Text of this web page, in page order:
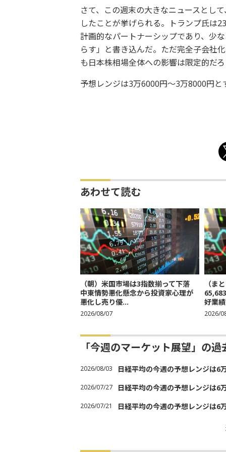
さて、この週末の大きなニュースとし
したことが挙げられる。トランプ氏は
計画的なパートナーシップであり、少
らす」と書き込んだ。ただ完全子会社
も日本株相場全体への影響は限定的だ
予想レンジは3万6000円～3万8000円と
あわせて読む
（朝）米国市場は3指数揃って下落
中東情勢悪化懸念から投資家心理が
悪化し売り優...
2026/08/07
（ま
好業
2026/
「今週のマーケット展望」の
2026/08/03 日経平均の今週の予想レンジは6
2026/07/27 日経平均の今週の予想レンジは6
2026/07/21 日経平均の今週の予想レンジは6